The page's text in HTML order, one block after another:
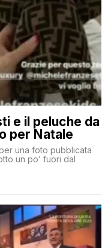
e il peluche da
per Natale
una foto pubblicata
un po’ fuori dal